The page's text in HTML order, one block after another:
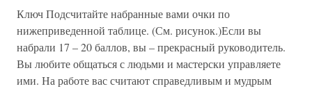
Ключ Подсчитайте набранные вами очки по
нижеприведенной таблице. (См. рисунок.)Если вы
набрали 17 – 20 баллов, вы – прекрасный руководитель.
Вы любите общаться с людьми и мастерски управляете
ими. На работе вас считают справедливым и мудрым